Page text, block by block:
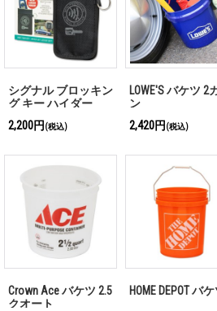
シグナル ブロッキン
グ キー ハイダー
2,200円 (税込)
LOWE'S バケツ 2
ン
2,420円 (税込)
Crown Ace バケツ 2.5
クオート
HOME DEPOT バ